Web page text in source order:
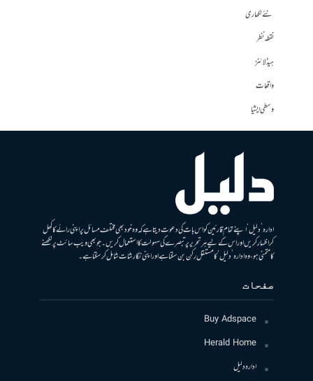
نئے لکھاری
نقطہ نظر
ہیڈلائنز
واقعات
وسطی ایشیا
ادارہ ’دلیل‘ اپنے تمام قارئین کو اس بات کی دعوت دیتا ہے کہ وہ خود بھی مختلف مسائل پر اپنی رائے کا کھل
کر اظہار کریں اور اس کے لیے ہر تحریر پر تبصرے کی سہولت کا استعمال کریں۔ جو بھی ویب سائٹ پر لکھنے
کا متمنی ہو، وہ ادارہ ’دلیل‘ کا مستقل رکن بن سکتا ہے اور اپنی نگارشات شامل کرسکتا ہے۔
صفحات
Buy Adspace
Herald Home
ادارہ دلیل